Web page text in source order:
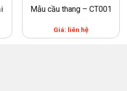
Mẫu cầu thang – CT001
Giá: liên hệ